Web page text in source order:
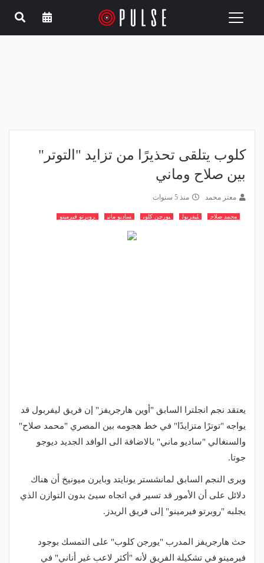
Toggle
كلوب يتلقى تحذيرًا من تزايد "التوتر"
بين صلاح وماني
معتز محمد منذ 5 سنوات
محمد صلاح ليفربول يورجن كلوب ساديو ماني روبرتو فيرمينو
يعتقد نجم انجلترا السابق "أوين هارجريفز" إن فريق ليفربول قد
يواجه "توترًا متزايدًا" في خط هجومه بين المصري "محمد صلاح"
والسنغالي "ساديو ماني" بالاضافة الى الوافد الجديد ديوجو
جوتا.
ويرى النجم السابق لمانشستر يونايتد وبايرن ميونيخ أن هناك
دلائل على أن الأمور قد تسير في اتجاه سيئ بدون التوازن الذي
يجلبه "روبرتو فيرمينو" إلى فريق الريدز.
حث هارجريفز المدرب "يورجن كلوب" على التمسك بوجود
فيرمينو في تشكيلة الفريق لأنه "أكثر لاعب غير أناني" في